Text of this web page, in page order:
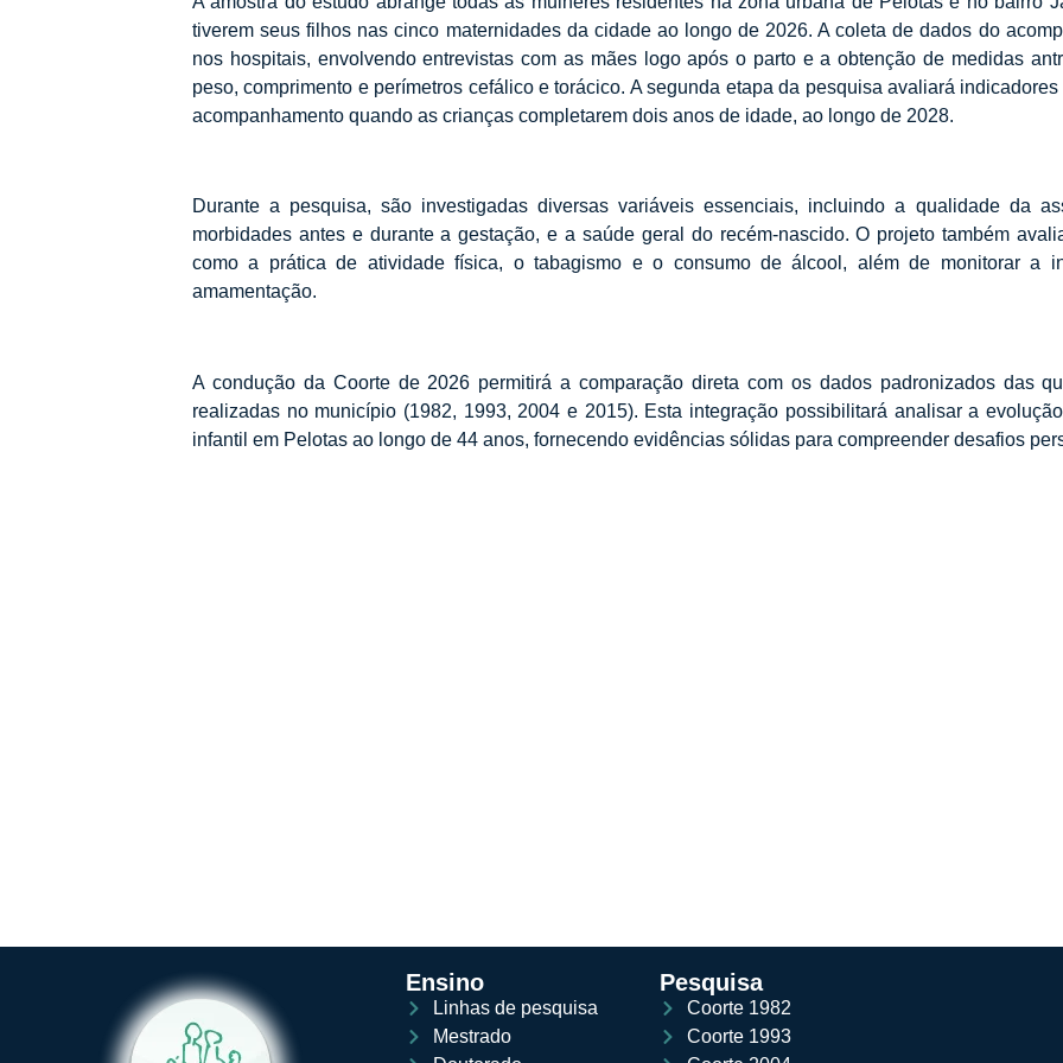
tiverem seus filhos nas cinco maternidades da cidade ao longo de 2026. A coleta de dados do
nos hospitais, envolvendo entrevistas com as mães logo após o parto e a obtenção de medidas
peso, comprimento e perímetros cefálico e torácico. A segunda etapa da pesquisa avaliará
acompanhamento quando as crianças completarem dois anos de idade, ao longo de 2028.
Durante a pesquisa, são investigadas diversas variáveis essenciais, incluindo a qualidade da
morbidades antes e durante a gestação, e a saúde geral do recém-nascido. O projeto também
como a prática de atividade física, o tabagismo e o consumo de álcool, além de monitorar a
amamentação.
A condução da Coorte de 2026 permitirá a comparação direta com os dados padronizados das
realizadas no município (1982, 1993, 2004 e 2015). Esta integração possibilitará analisar a
infantil em Pelotas ao longo de 44 anos, fornecendo evidências sólidas para compreender desafios
Ensino
Linhas de pesquisa
Mestrado
Pesquisa
Coorte 1982
Coorte 1993